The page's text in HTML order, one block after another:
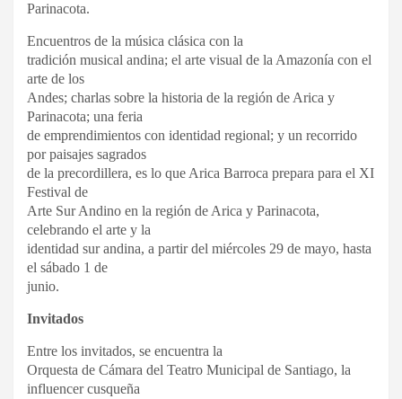
Parinacota.
Encuentros de la música clásica con la
tradición musical andina; el arte visual de la Amazonía con el
arte de los
Andes; charlas sobre la historia de la región de Arica y
Parinacota; una feria
de emprendimientos con identidad regional; y un recorrido
por paisajes sagrados
de la precordillera, es lo que Arica Barroca prepara para el XI
Festival de
Arte Sur Andino en la región de Arica y Parinacota,
celebrando el arte y la
identidad sur andina, a partir del miércoles 29 de mayo, hasta
el sábado 1 de
junio.
Invitados
Entre los invitados, se encuentra la
Orquesta de Cámara del Teatro Municipal de Santiago, la
influencer cusqueña